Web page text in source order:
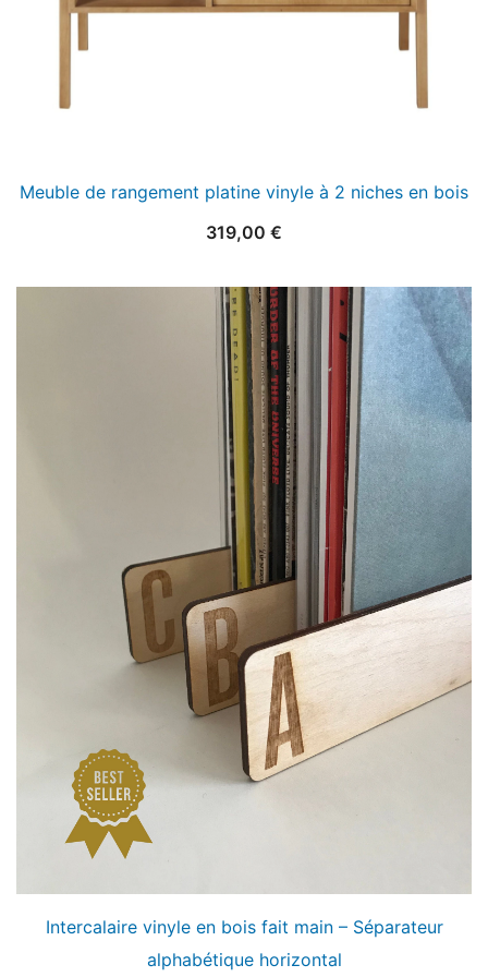
Meuble de rangement platine vinyle à 2 niches en bois
319,00 €
Intercalaire vinyle en bois fait main – Séparateur
alphabétique horizontal